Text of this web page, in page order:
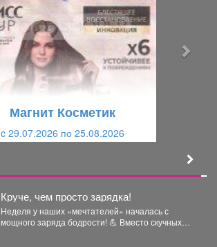
Магнит Косметик
c 29.07.2026 по 25.08.2026
Круче, чем просто зарядка!
Неделя у наших «мечтателей» началась с
мощного заряда бодрости! 💪 Вместо скучных